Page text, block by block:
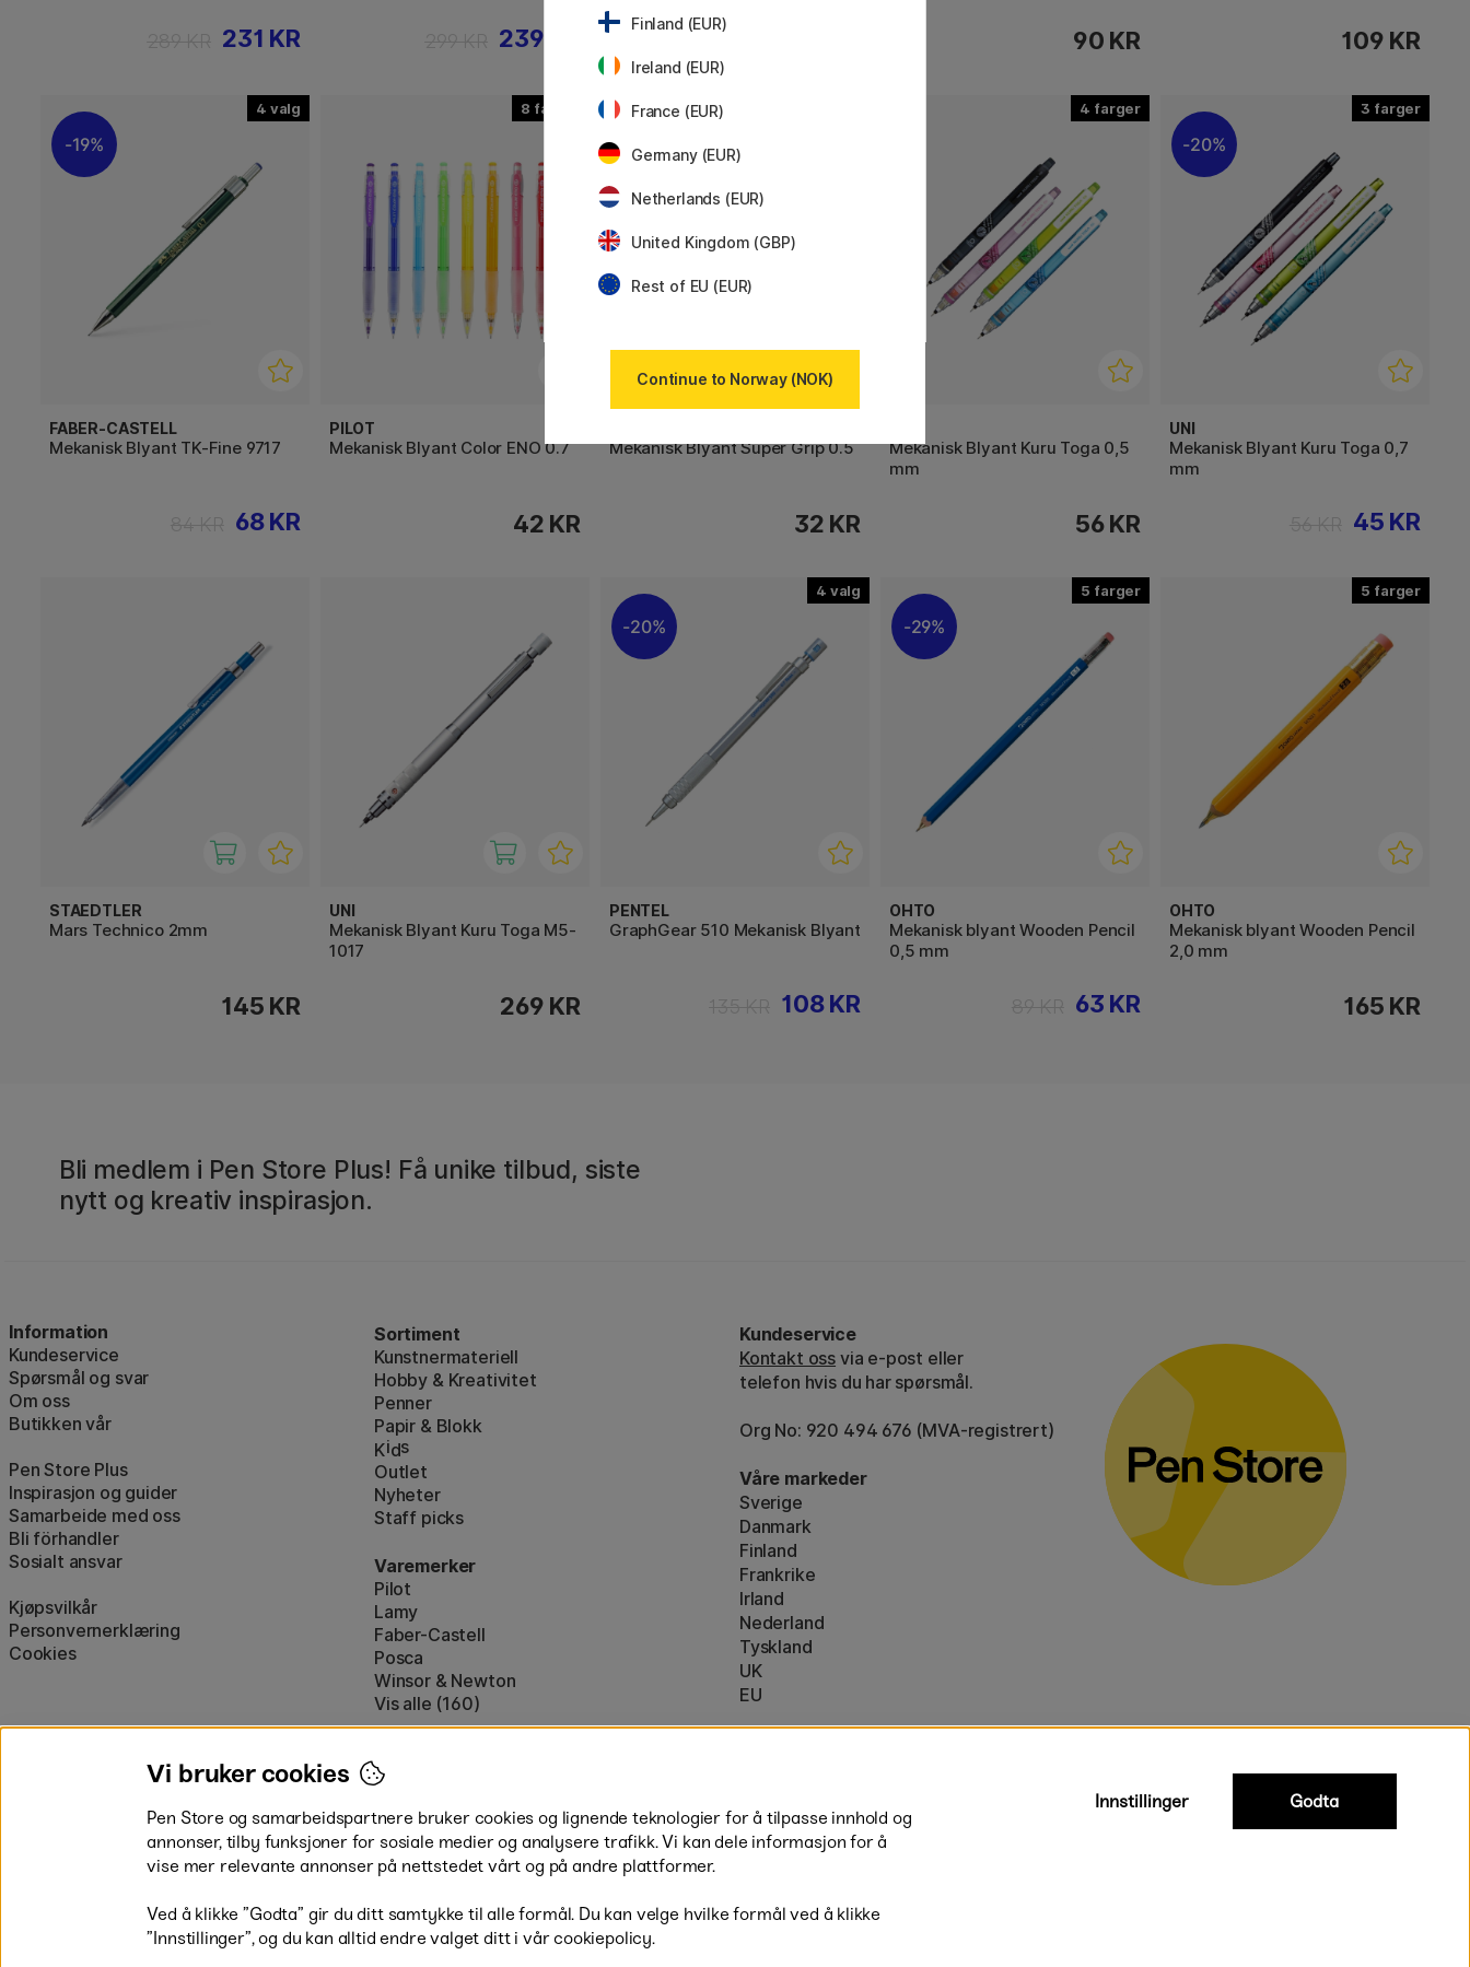
231 KR 239 KR 90 KR 109 KR
4
19%
FABER-CASTELL
Mekanisk Blyant TK-Fine 9717
68 KR
8
PILOT
Mekanisk Blyant Color ENO 0.7
42 KR
Mekanisk Blyant Super Grip 0.5
32 KR
4
Mekanisk Blyant Kuru Toga 0,5
mm
56 KR
3
20%
UNI
Mekanisk Blyant Kuru Toga 0,7
mm
45 KR
STAEDTLER
Mars Technico 2mm
145 KR
UNI
Mekanisk Blyant Kuru Toga M5-
1017
269 KR
4
20%
PENTEL
GraphGear 510 Mekanisk Blyant
108 KR
5
29%
OHTO
Mekanisk blyant Wooden Pencil
0,5 mm
63 KR
5
OHTO
Mekanisk blyant Wooden Pencil
2,0 mm
165 KR
Bli medlem i Pen Store Plus! Få unike tilbud, siste
nytt og kreativ inspirasjon.
Information
Kundeservice
Spørsmål og svar
Om oss
Butikken vår
Pen Store Plus
Inspirasjon og guider
Samarbeide med oss
Bli förhandler
Sosialt ansvar
Kjøpsvilkår
Personvernerklæring
Cookies
Sortiment
Kunstnermateriell
Hobby & Kreativitet
Penner
Papir & Blokk
Kids
Outlet
Nyheter
Staff picks
Varemerker
Pilot
Lamy
Faber-Castell
Posca
Winsor & Newton
Vis alle (160)
Kundeservice
Kontakt oss via e-post eller
telefon hvis du har spørsmål.
Org No: 920 494 676 (MVA-registrert)
Våre markeder
Sverige
Danmark
Finland
Frankrike
Irland
Nederland
Tyskland
UK
EU
Betal enkelt
Finland (EUR)
Ireland (EUR)
France (EUR)
Germany (EUR)
Netherlands (EUR)
United Kingdom (GBP)
Rest of EU (EUR)
Continue to Norway (NOK)
Vi bruker cookies
Pen Store og samarbeidspartnere bruker cookies og lignende teknologier for å tilpasse innhold og
annonser, tilby funksjoner for sosiale medier og analysere trafikk. Vi kan dele informasjon for å
vise mer relevante annonser på nettstedet vårt og på andre plattformer.
Ved å klikke ”Godta” gir du ditt samtykke til alle formål. Du kan velge hvilke formål ved å klikke
”Innstillinger”, og du kan alltid endre valget ditt i vår cookiepolicy.
Innstillinger Godta